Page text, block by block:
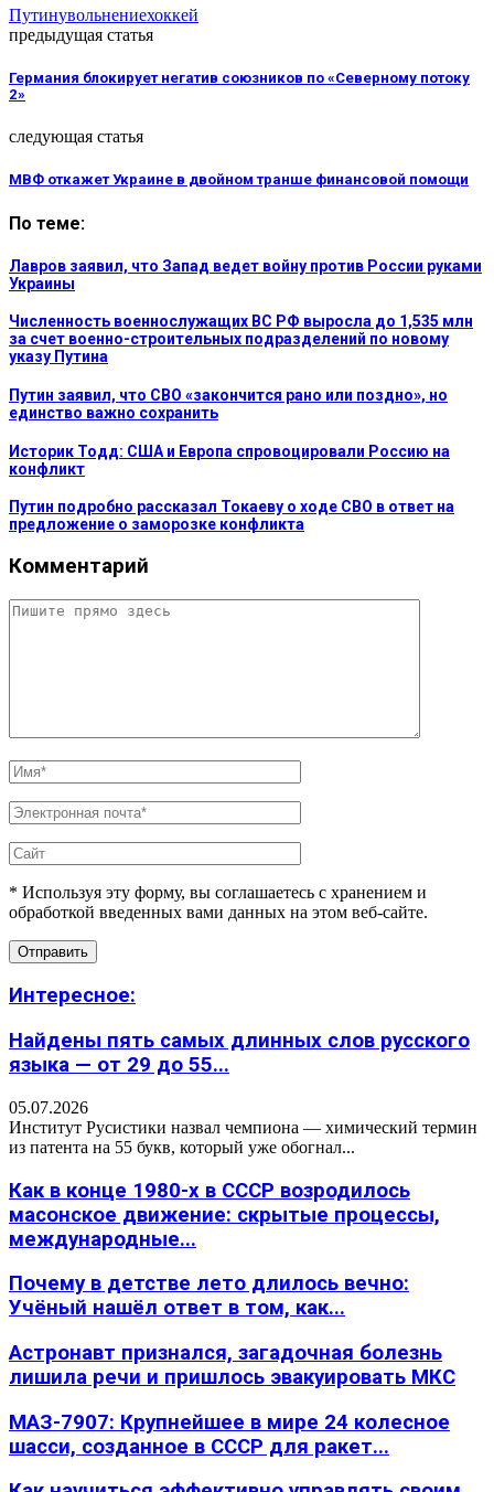
Путинувольнениехоккей
предыдущая статья
Германия блокирует негатив союзников по «Северному потоку
2»
следующая статья
МВФ откажет Украине в двойном транше финансовой помощи
По теме:
Лавров заявил, что Запад ведет войну против России руками
Украины
Численность военнослужащих ВС РФ выросла до 1,535 млн
за счет военно-строительных подразделений по новому
указу Путина
Путин заявил, что СВО «закончится рано или поздно», но
единство важно сохранить
Историк Тодд: США и Европа спровоцировали Россию на
конфликт
Путин подробно рассказал Токаеву о ходе СВО в ответ на
предложение о заморозке конфликта
Комментарий
* Используя эту форму, вы соглашаетесь с хранением и
обработкой введенных вами данных на этом веб-сайте.
Интересное:
Найдены пять самых длинных слов русского
языка — от 29 до 55...
05.07.2026
Институт Русистики назвал чемпиона — химический термин
из патента на 55 букв, который уже обогнал...
Как в конце 1980-х в СССР возродилось
масонское движение: скрытые процессы,
международные...
Почему в детстве лето длилось вечно:
Учёный нашёл ответ в том, как...
Астронавт признался, загадочная болезнь
лишила речи и пришлось эвакуировать МКС
МАЗ-7907: Крупнейшее в мире 24 колесное
шасси, созданное в СССР для ракет...